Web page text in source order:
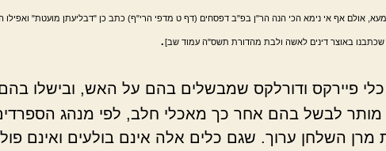
אולם אף אי נימא הכי הנה הר"ן בפ"ב דפסחים (דף ט מדפי הרי"ף) כתב כן "דבליעתן מועטת" ואפילו
שכתבנו באוצר דינים לאשה ולבת מהדורת תשס"ה עמוד שב].
כלי פיירקס ודורלקס שמבשלים בהם על האש, ובישלו
לבשל בהם אחר כך מאכלי חלב, לפי מנהג
מרן השלחן ערוך. שגם כלים אלה אינם בולעים ואינם